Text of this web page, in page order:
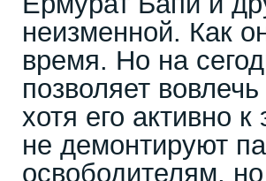
неизменной. Как
время. Но на
позволяет
хотя его активно
не демонтируют
освободителям,